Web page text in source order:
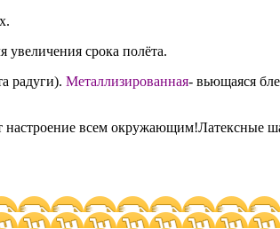
срока полёта.
радуги). Металлизированная- вьющаяся
всем окружающим!Латексные